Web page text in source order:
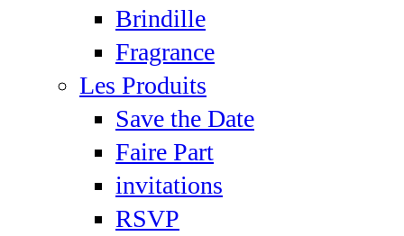
Brindille
Fragrance
Les Produits
Save the Date
Faire Part
invitations
RSVP